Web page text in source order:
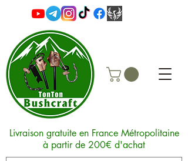
Livraison gratuite en France Métropolitaine
à partir de 200€ d'achat